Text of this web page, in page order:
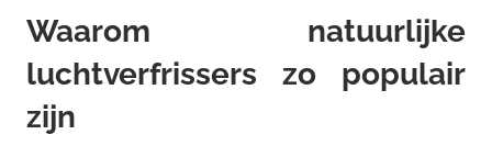
Waarom natuurlijke
luchtverfrissers zo populair
zijn